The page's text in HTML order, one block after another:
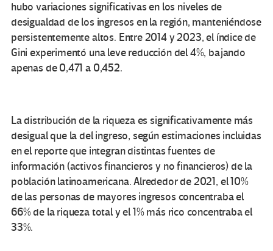
hubo variaciones significativas en los niveles de
desigualdad de los ingresos en la región, manteniéndose
persistentemente altos. Entre 2014 y 2023, el índice de
Gini experimentó una leve reducción del 4%, bajando
apenas de 0,471 a 0,452.
La distribución de la riqueza es significativamente más
desigual que la del ingreso, según estimaciones incluidas
en el reporte que integran distintas fuentes de
información (activos financieros y no financieros) de la
población latinoamericana. Alrededor de 2021, el 10%
de las personas de mayores ingresos concentraba el
66% de la riqueza total y el 1% más rico concentraba el
33%.